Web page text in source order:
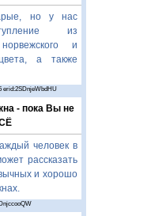
но у нас
из
и
а также
- пока Вы не
человек в
рассказать
и хорошо